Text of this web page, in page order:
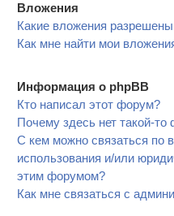
Вложения
Какие вложения
Как мне найти мои
Информация о phpBB
Кто написал этот форум?
Почему здесь нет такой-то
С кем можно связаться по
использования и/или
этим форумом?
Как мне связаться с